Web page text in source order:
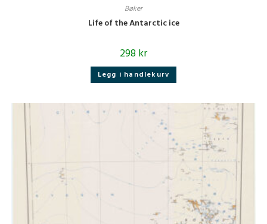
Bøker
Life of the Antarctic ice
298kr
Legg i handlekurv